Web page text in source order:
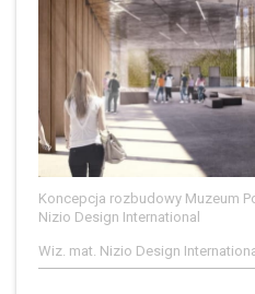
Koncepcja rozbudowy Muzeum
Nizio Design International
Wiz. mat. Nizio Design